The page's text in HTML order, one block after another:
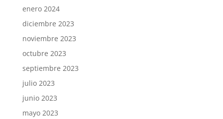
enero 2024
diciembre 2023
noviembre 2023
octubre 2023
septiembre 2023
julio 2023
junio 2023
mayo 2023